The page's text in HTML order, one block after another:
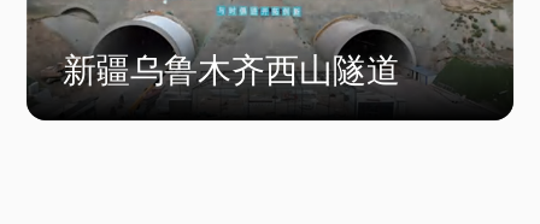
新疆乌鲁木齐西山隧道